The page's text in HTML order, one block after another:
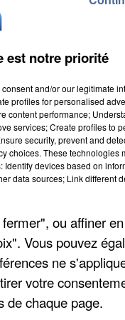
4h44
4h44
est notre priorité
and/or our legitimate
profiles for personalised
content performance;
services; Create profiles to
security, prevent and
choices. These technologies
devices based on
data sources; Link different
ou affiner
Vous pouvez
ne
votre
de chaque page.